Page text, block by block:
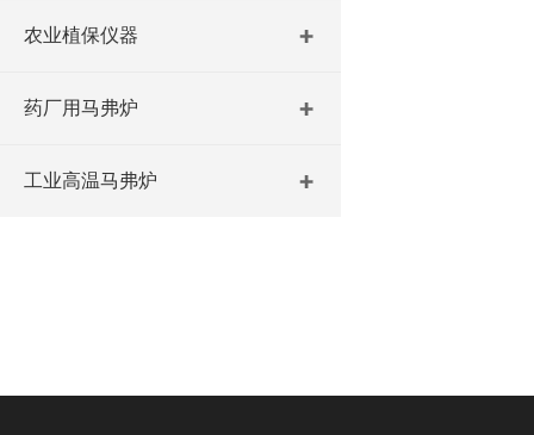
农业植保仪器
药厂用马弗炉
工业高温马弗炉